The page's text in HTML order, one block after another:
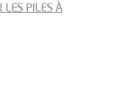
LES PILES À